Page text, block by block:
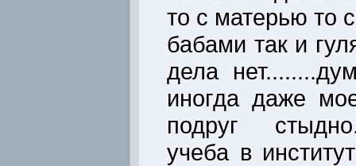
то с матерью то
бабами так и
дела
иногда даже
подруг
учеба в